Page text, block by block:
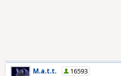
M.a.t.t.
16593